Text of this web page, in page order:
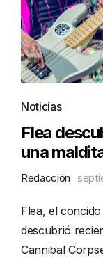
Noticias
Flea
una
Redacción
Flea, el
descubrió
Cannibal